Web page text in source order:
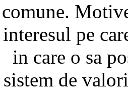
comune.
interesul pe
in care o sa
sistem de